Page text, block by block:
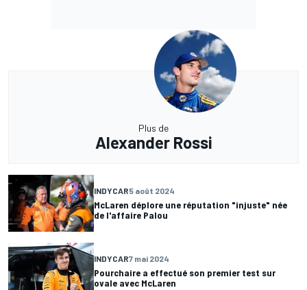
Plus de
Alexander Rossi
INDYCAR5 août 2024
McLaren déplore une réputation "injuste" née
de l'affaire Palou
INDYCAR7 mai 2024
Pourchaire a effectué son premier test sur
ovale avec McLaren